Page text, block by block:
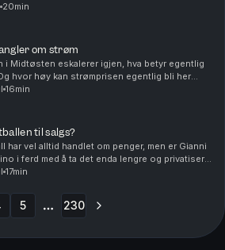
er det et gjennombrudd eller er det ren
20min
om strøm
i Midtøsten eskalerer igjen, hva betyr egentlig
hvor høy kan strømprisen egentlig bli her
Med Hanne Skartveit, Ayesha Wolasmal og
16min
til salgs?
har vel alltid handlet om penger, men er Gianni
i ferd med å ta det enda lengre og privatisere
VM. Og hvem skal lede an i debatten om
17min
5 230